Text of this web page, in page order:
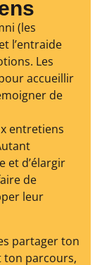
(les
l’entraide
Les
accueillir
de
entretiens
et d’élargir
de
leur
partager ton
ton parcours,